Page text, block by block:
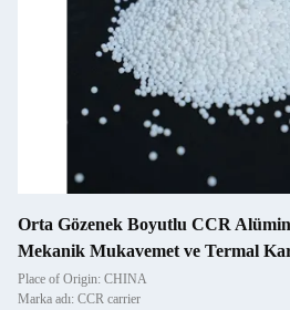
Orta Gözenek Boyutlu CCR
Mekanik Mukavemet ve Termal
Place of Origin: CHINA
Marka adı: CCR carrier